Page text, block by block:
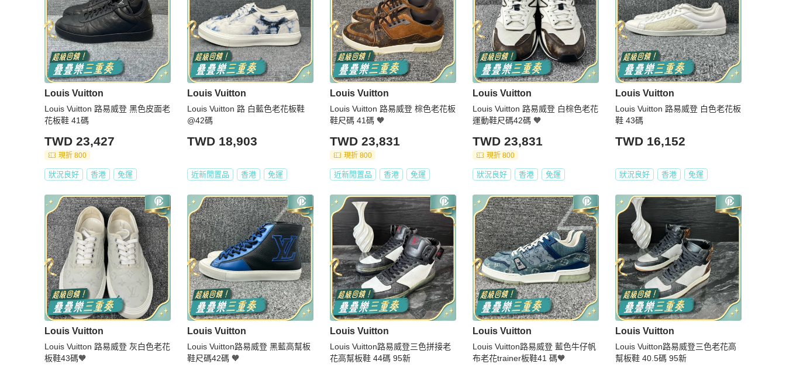
Louis Vuitton
Louis Vuitton 路易威登 黑色皮面老
花板鞋 41碼
TWD 23,427
現折 800
狀況良好 香港 免運
Louis Vuitton
Louis Vuitton 路 白藍色老花板鞋
@42碼
TWD 18,903
近新閒置品 香港 免運
Louis Vuitton
Louis Vuitton 路易威登 棕色老花板
鞋尺碼 41碼 🧡
TWD 23,831
現折 800
近新閒置品 香港 免運
Louis Vuitton
Louis Vuitton 路易威登 白棕色老花
運動鞋尺碼42碼 🧡
TWD 23,831
現折 800
狀況良好 香港 免運
Louis Vuitton
Louis Vuitton 路易威登 白色老花板
鞋 43碼
TWD 16,152
狀況良好 香港 免運
Louis Vuitton
Louis Vuitton 路易威登 灰白色老花
板鞋43碼🧡
Louis Vuitton
Louis Vuitton路易威登 黑藍高幫板
鞋尺碼42碼 🧡
Louis Vuitton
Louis Vuitton路易威登三色拼接老
花高幫板鞋 44碼 95新
Louis Vuitton
Louis Vuitton路易威登 藍色牛仔帆
布老花trainer板鞋41 碼🧡
Louis Vuitton
Louis Vuitton路易威登三色老花高
幫板鞋 40.5碼 95新